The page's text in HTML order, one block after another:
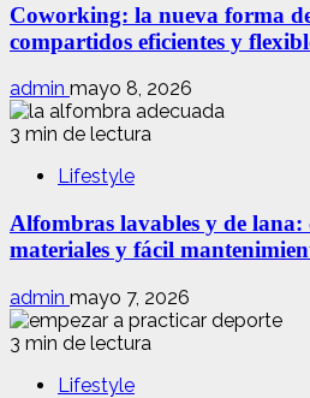
Coworking: la nueva forma
compartidos eficientes y
admin mayo 8, 2026
3 min de lectura
Lifestyle
Alfombras lavables y de lana:
materiales y fácil
admin mayo 7, 2026
3 min de lectura
Lifestyle